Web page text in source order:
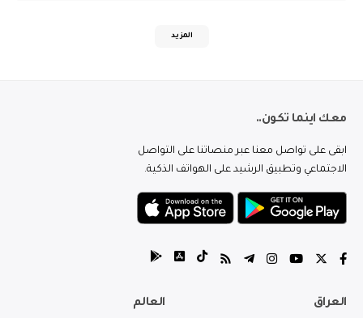
المزيد
معك اينما تكون..
ابقى على تواصل معنا عبر منصاتنا على التواصل
الاجتماعي وتطبيق الرشيد على الهواتف الذكية.
العراق العالم